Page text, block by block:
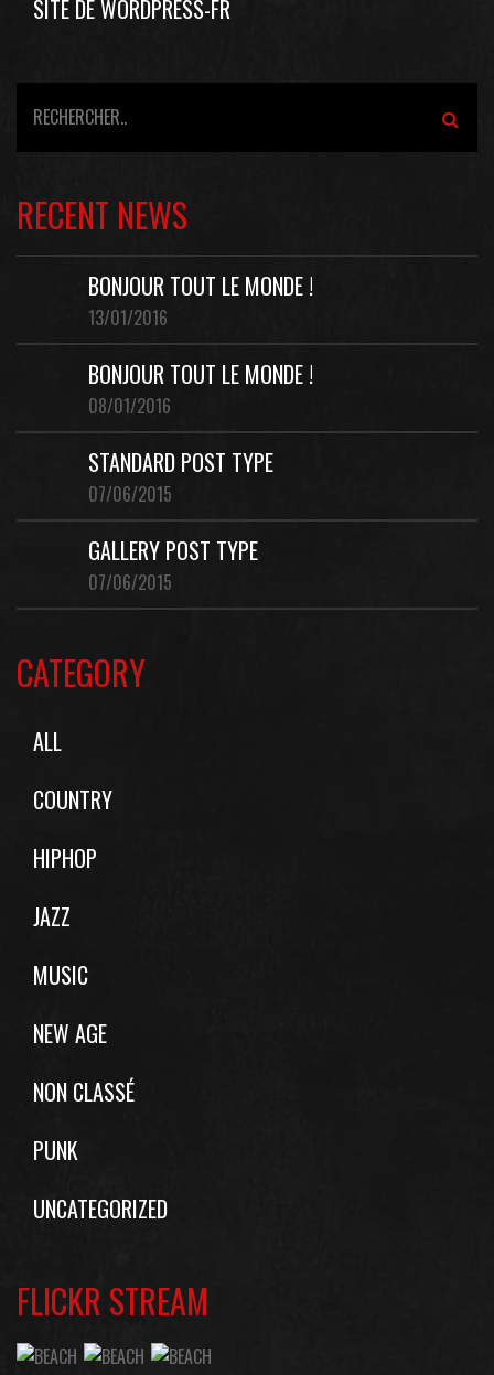
SITE DE WORDPRESS-FR
RECENT NEWS
BONJOUR TOUT LE MONDE !
13/01/2016
BONJOUR TOUT LE MONDE !
08/01/2016
STANDARD POST TYPE
07/06/2015
GALLERY POST TYPE
07/06/2015
CATEGORY
ALL
COUNTRY
HIPHOP
JAZZ
MUSIC
NEW AGE
NON CLASSÉ
PUNK
UNCATEGORIZED
FLICKR STREAM